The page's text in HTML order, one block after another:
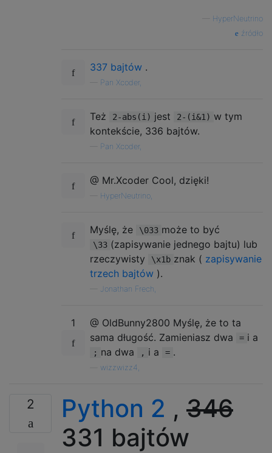
HyperNeutrino
źródło
337 bajtów .
Pan Xcoder,
Też 2-abs(i) jest 2-(i&1) w tym
kontekście, 336 bajtów.
Pan Xcoder,
@ Mr.Xcoder Cool, dzięki!
HyperNeutrino,
Myślę, że \033 może to być
\33 (zapisywanie jednego bajtu) lub
rzeczywisty
\x1b znak ( zapisywanie
trzech bajtów ).
Jonathan Frech,
1
@ OldBunny2800 Myślę, że to ta
sama długość. Zamieniasz dwa
= i a
; na dwa , i a = .
wizzwizz4,
2 Python 2 , 346
331 bajtów